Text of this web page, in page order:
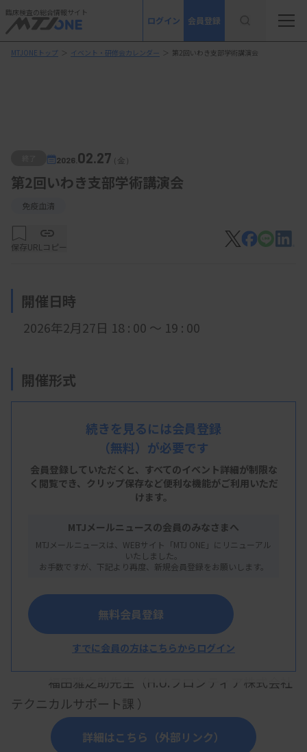
臨床検査の総合情報サイト
ログイン 会員登録
MTJONEトップ ＞ イベント・研修会カレンダー ＞ 第2回いわき支部学術講演会
2026. 02.27（金）
第2回いわき支部学術講演会
免疫血清
保存URLコピー
開催日時
2026年2月27日 18 : 00 ～ 19 : 00
開催形式
LIVE配信
福島県臨床検査技師会
概 要
【プログラム】
・講演：なぜ血中薬物濃度（TDM)の検査が必要な
の？
～基礎から最新情報まで～
福田雅之助先生（H.U.フロンティア株式会社
テクニカルサポート課 ）
詳細はこちら（外部リンク）
続きを見るには会員登録
（無料）が必要です
会員登録していただくと、すべてのイベント詳細が制限な
く閲覧でき、 クリップ保存など便利な機能がご利用いただ
けます。
MTJメールニュースの会員のみなさまへ
MTJメールニュースは、WEBサイト「MTJ ONE」にリニューアル
いたしました。
お手数ですが、下記より再度、新規会員登録をお願いします。
無料会員登録
すでに会員の方はこちらからログイン